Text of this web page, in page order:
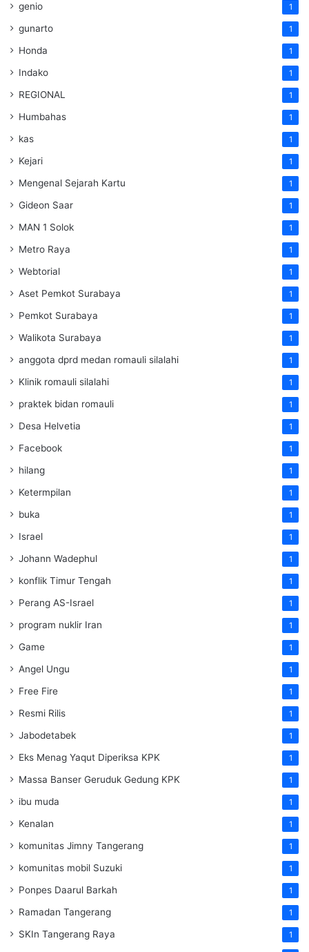
genio 1
gunarto 1
Honda 1
Indako 1
REGIONAL 1
Humbahas 1
kas 1
Kejari 1
Mengenal Sejarah Kartu 1
Gideon Saar 1
MAN 1 Solok 1
Metro Raya 1
Webtorial 1
Aset Pemkot Surabaya 1
Pemkot Surabaya 1
Walikota Surabaya 1
anggota dprd medan romauli silalahi 1
Klinik romauli silalahi 1
praktek bidan romauli 1
Desa Helvetia 1
Facebook 1
hilang 1
Ketermpilan 1
buka 1
Israel 1
Johann Wadephul 1
konflik Timur Tengah 1
Perang AS-Israel 1
program nuklir Iran 1
Game 1
Angel Ungu 1
Free Fire 1
Resmi Rilis 1
Jabodetabek 1
Eks Menag Yaqut Diperiksa KPK 1
Massa Banser Geruduk Gedung KPK 1
ibu muda 1
Kenalan 1
komunitas Jimny Tangerang 1
komunitas mobil Suzuki 1
Ponpes Daarul Barkah 1
Ramadan Tangerang 1
SKIn Tangerang Raya 1